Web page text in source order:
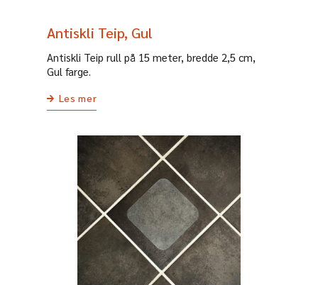
Antiskli Teip, Gul
Antiskli Teip rull på 15 meter, bredde 2,5 cm,
Gul farge.
Les mer